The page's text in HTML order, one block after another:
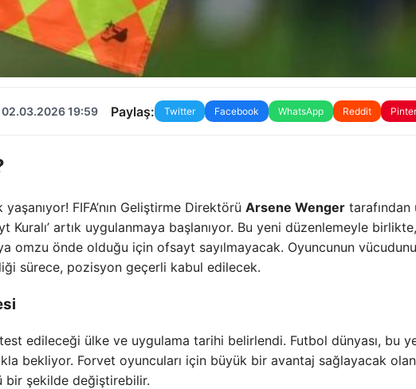
19:59 Paylaş: Twitter Facebook WhatsApp Reddit
FIFA’nın Geliştirme Direktörü Arsene Wenger tarafından
Kuralı’ artık uygulanmaya başlanıyor. Bu yeni düzenlemeyle birlikte,
omzu önde olduğu için ofsayt sayılmayacak. Oyuncunun
sürece, pozisyon geçerli kabul edilecek.
edileceği ülke ve uygulama tarihi belirlendi. Futbol dünyası, bu
bekliyor. Forvet oyuncuları için büyük bir avantaj sağlayacak
bir şekilde değiştirebilir.